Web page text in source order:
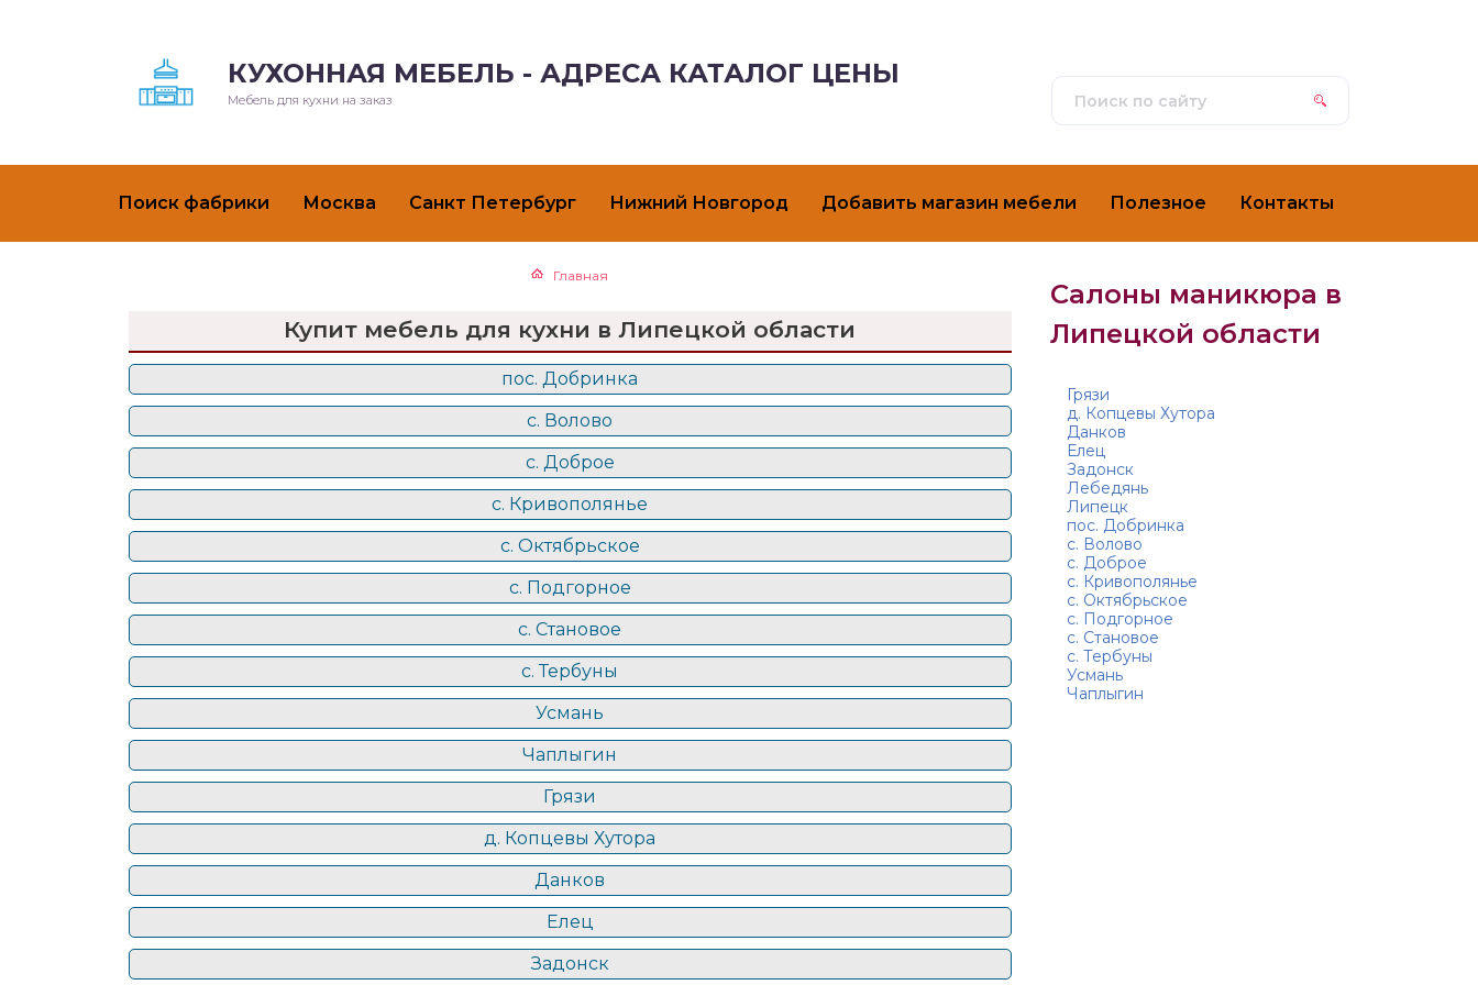
КУХОННАЯ МЕБЕЛЬ - АДРЕСА КАТАЛОГ ЦЕНЫ
Мебель для кухни на заказ
Поиск фабрики Москва Санкт Петербург Нижний Новгород Добавить магазин мебели Полезное Контакты
Главная
Купит мебель для кухни в Липецкой области
пос. Добринка
с. Волово
с. Доброе
с. Кривополянье
с. Октябрьское
с. Подгорное
с. Становое
с. Тербуны
Усмань
Чаплыгин
Грязи
д. Копцевы Хутора
Данков
Елец
Задонск
Салоны маникюра в
Липецкой области
Грязи
д. Копцевы Хутора
Данков
Елец
Задонск
Лебедянь
Липецк
пос. Добринка
с. Волово
с. Доброе
с. Кривополянье
с. Октябрьское
с. Подгорное
с. Становое
с. Тербуны
Усмань
Чаплыгин